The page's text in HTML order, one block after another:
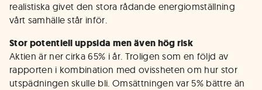
realistiska givet den stora rådande energiomställning
vårt samhälle står inför.
Stor potentiell uppsida men även hög risk
Aktien är ner cirka 65% i år. Troligen som en följd av
rapporten i kombination med ovissheten om hur stor
utspädningen skulle bli. Omsättningen var 5% bättre än